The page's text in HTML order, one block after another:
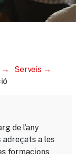
Serveis
de l’any
adreçats a les
formacions